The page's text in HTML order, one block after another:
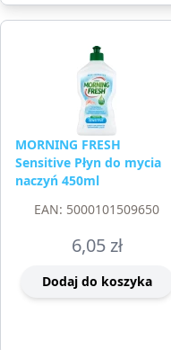
MORNING FRESH
Sensitive Płyn do mycia
naczyń 450ml
EAN: 5000101509650
6,05zł
Dodaj do koszyka